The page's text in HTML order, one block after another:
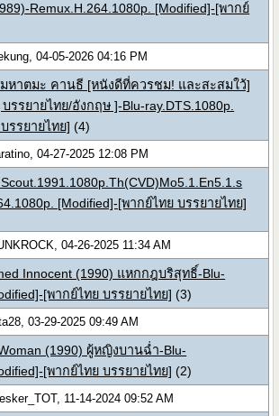
Remux.H.264.1080p. [Modified]-[พากย์
04-05-2026 04:16 PM
มหาตมะ คานธี [หนังดีที่ควรชม! และสะสมใว้]
รรยายไทย/อังกฤษ ]-Blu-ray.DTS.1080p.
รรยายไทย] (4)
04-27-2025 12:08 PM
[Modified]-[พากย์ไทย บรรยายไทย]
04-26-2025 11:34 AM
Innocent (1990) แหกกฎบริสุทธิ์-Blu-
[พากย์ไทย บรรยายไทย] (3)
03-29-2025 09:49 AM
(1990) ผู้หญิงบานฉ่ำ-Blu-
[พากย์ไทย บรรยายไทย] (2)
11-14-2024 09:52 AM